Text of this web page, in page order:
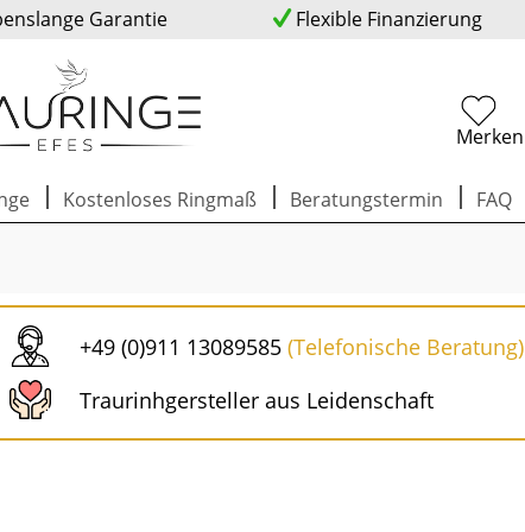
Garantie Flexible Finanzierung
Merken
Kostenloses Ringmaß Beratungstermin FAQ
+49 (0)911 13089585(Telefonische Beratung)
Traurinhgersteller aus Leidenschaft